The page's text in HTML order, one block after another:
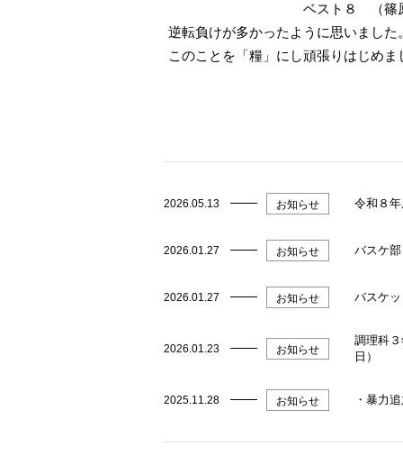
ベスト８ （篠原 颯 ・
逆転負けが多かったように思いまし
このことを「糧」にし頑張りはじめ
2026.05.13 お知らせ 令和８
2026.01.27 お知らせ バスケ
2026.01.27 お知らせ バスケ
2026.01.23 お知らせ
調理科
日）
2025.11.28 お知らせ ・暴力